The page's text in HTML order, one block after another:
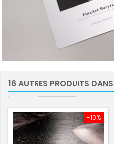
16 AUTRES PRODUITS
-10%